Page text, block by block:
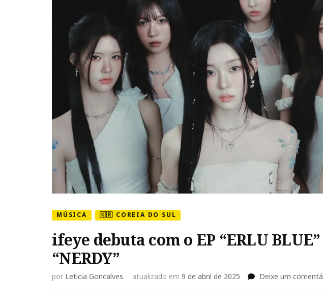
MÚSICA 🇰🇷 COREIA DO SUL
ifeye debuta com o EP “ERLU
“NERDY”
por Leticia Goncalves atualizado em 9 de abril de 2025 Deixe um